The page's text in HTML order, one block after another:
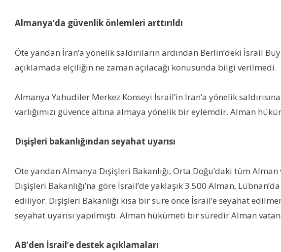
Almanya’da güvenlik önlemleri arttırıldı
Öte yandan İran’a yönelik saldırıların ardından Berlin’deki İsrail
açıklamada elçiliğin ne zaman açılacağı konusunda bilgi verilmedi.
Almanya Yahudiler Merkez Konseyi İsrail’in İran’a yönelik
varlığımızı güvence altına almaya yönelik bir eylemdir. Alman
Dışişleri bakanlığından seyahat uyarısı
Öte yandan Almanya Dışişleri Bakanlığı, Orta Doğu’daki tüm
Dışişleri Bakanlığı’na göre İsrail’de yaklaşık 3.500 Alman,
ediliyor. Dışişleri Bakanlığı kısa bir süre önce İsrail’e seyahat
seyahat uyarısı yapılmıştı. Alman hükümeti bir süredir Alman
AB’den İsrail’e destek açıklamaları